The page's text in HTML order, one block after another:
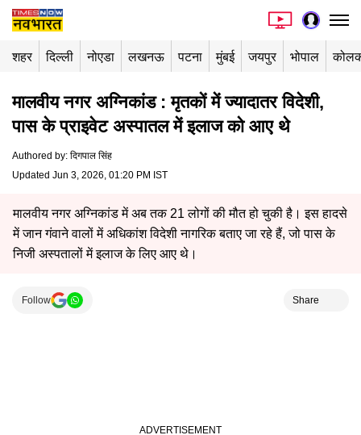
शहर दिल्ली नोएडा लखनऊ पटना मुंबई जयपुर भोपाल
मालवीय नगर अग्निकांड : मृतकों में ज्यादातर विदेशी,
पास के प्राइवेट अस्पातल में इलाज को आए थे
Authored by: दिगपाल सिंह
Updated Jun 3, 2026, 01:20 PM IST
मालवीय नगर अग्निकांड में अब तक 21 लोगों की मौत हो चुकी है। इस हादसे
में जान गंवाने वालों में अधिकांश विदेशी नागरिक बताए जा रहे हैं, जो पास के
निजी अस्पतालों में इलाज के लिए आए थे।
Follow Share